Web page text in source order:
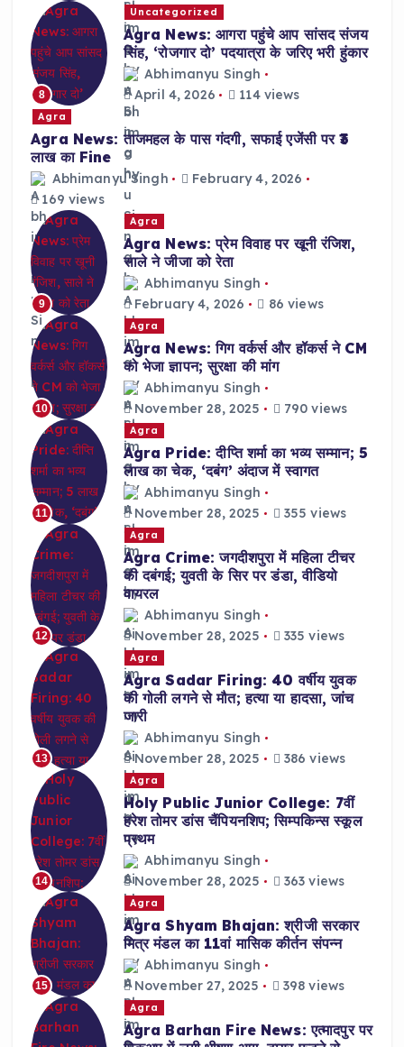
8
Uncategorized
Agra News: आगरा पहुंचे आप सांसद संजय
सिंह, ‘रोजगार दो’ पदयात्रा के जरिए भरी हुंकार
Abhimanyu Singh
April 4, 2026
114 views
Agra
Agra News: ताजमहल के पास गंदगी, सफाई एजेंसी पर ₹3
लाख का Fine
Abhimanyu Singh
February 4, 2026
169 views
9
Agra
Agra News: प्रेम विवाह पर खूनी रंजिश,
साले ने जीजा को रेता
Abhimanyu Singh
February 4, 2026
86 views
10
Agra
Agra News: गिग वर्कर्स और हॉकर्स ने CM
को भेजा ज्ञापन; सुरक्षा की मांग
Abhimanyu Singh
November 28, 2025
790 views
11
Agra
Agra Pride: दीप्ति शर्मा का भव्य सम्मान; 5
लाख का चेक, ‘दबंग’ अंदाज में स्वागत
Abhimanyu Singh
November 28, 2025
355 views
12
Agra
Agra Crime: जगदीशपुरा में महिला टीचर
की दबंगई; युवती के सिर पर डंडा, वीडियो
वायरल
Abhimanyu Singh
November 28, 2025
335 views
13
Agra
Agra Sadar Firing: 40 वर्षीय युवक
की गोली लगने से मौत; हत्या या हादसा, जांच
जारी
Abhimanyu Singh
November 28, 2025
386 views
14
Agra
Holy Public Junior College: 7वीं
हरेश तोमर डांस चैंपियनशिप; सिम्पकिन्स स्कूल
प्रथम
Abhimanyu Singh
November 28, 2025
363 views
15
Agra
Agra Shyam Bhajan: श्रीजी सरकार
मित्र मंडल का 11वां मासिक कीर्तन संपन्न
Abhimanyu Singh
November 27, 2025
398 views
Agra
Agra Barhan Fire News: एत्मादपुर पर